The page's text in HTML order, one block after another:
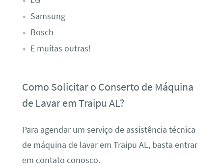
Samsung
Bosch
E muitas outras!
Como Solicitar o Conserto de Máquina
de Lavar em Traipu AL?
Para agendar um serviço de assistência técnica
de máquina de lavar em Traipu AL, basta entrar
em contato conosco.